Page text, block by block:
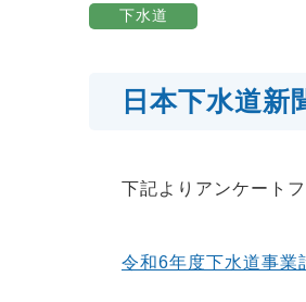
下水道
日本下水道
下記よりアンケート
令和6年度下水道事業